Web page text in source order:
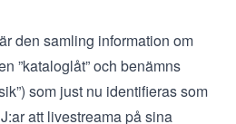
den samling information om
”kataloglåt” och benämns
som just nu identifieras som
att livestreama på sina